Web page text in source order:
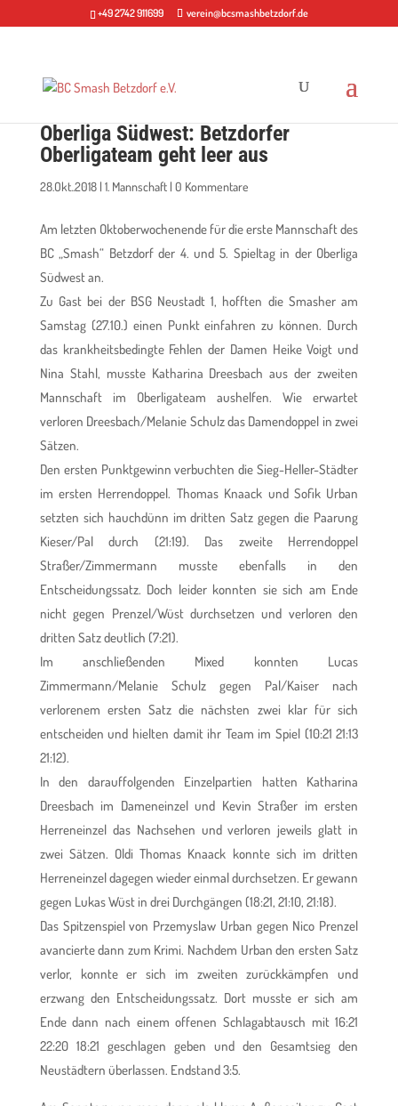
+49 2742 911699 verein@bcsmashbetzdorf.de
Oberliga Südwest: Betzdorfer
Oberligateam geht leer aus
28.Okt..2018| 1. Mannschaft| 0 Kommentare
Am letzten Oktoberwochenende für die erste Mannschaft des
BC „Smash“ Betzdorf der 4. und 5. Spieltag in der Oberliga
Südwest an.
Zu Gast bei der BSG Neustadt 1, hofften die Smasher am
Samstag (27.10.) einen Punkt einfahren zu können. Durch
das krankheitsbedingte Fehlen der Damen Heike Voigt und
Nina Stahl, musste Katharina Dreesbach aus der zweiten
Mannschaft im Oberligateam aushelfen. Wie erwartet
verloren Dreesbach/Melanie Schulz das Damendoppel in zwei
Sätzen.
Den ersten Punktgewinn verbuchten die Sieg-Heller-Städter
im ersten Herrendoppel. Thomas Knaack und Sofik Urban
setzten sich hauchdünn im dritten Satz gegen die Paarung
Kieser/Pal durch (21:19). Das zweite Herrendoppel
Straßer/Zimmermann musste ebenfalls in den
Entscheidungssatz. Doch leider konnten sie sich am Ende
nicht gegen Prenzel/Wüst durchsetzen und verloren den
dritten Satz deutlich (7:21).
Im anschließenden Mixed konnten Lucas
Zimmermann/Melanie Schulz gegen Pal/Kaiser nach
verlorenem ersten Satz die nächsten zwei klar für sich
entscheiden und hielten damit ihr Team im Spiel (10:21 21:13
21:12).
In den darauffolgenden Einzelpartien hatten Katharina
Dreesbach im Dameneinzel und Kevin Straßer im ersten
Herreneinzel das Nachsehen und verloren jeweils glatt in
zwei Sätzen. Oldi Thomas Knaack konnte sich im dritten
Herreneinzel dagegen wieder einmal durchsetzen. Er gewann
gegen Lukas Wüst in drei Durchgängen (18:21, 21:10, 21:18).
Das Spitzenspiel von Przemyslaw Urban gegen Nico Prenzel
avancierte dann zum Krimi. Nachdem Urban den ersten Satz
verlor, konnte er sich im zweiten zurückkämpfen und
erzwang den Entscheidungssatz. Dort musste er sich am
Ende dann nach einem offenen Schlagabtausch mit 16:21
22:20 18:21 geschlagen geben und den Gesamtsieg den
Neustädtern überlassen. Endstand 3:5.